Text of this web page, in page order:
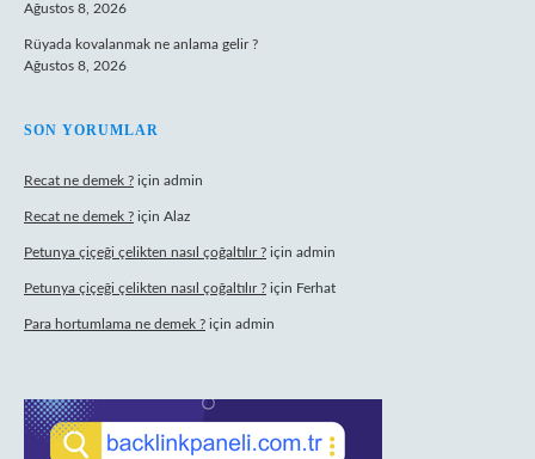
Ağustos 8, 2026
Rüyada kovalanmak ne anlama gelir ?
Ağustos 8, 2026
SON YORUMLAR
Recat ne demek ? için admin
Recat ne demek ? için Alaz
Petunya çiçeği çelikten nasıl çoğaltılır ? için admin
Petunya çiçeği çelikten nasıl çoğaltılır ? için Ferhat
Para hortumlama ne demek ? için admin